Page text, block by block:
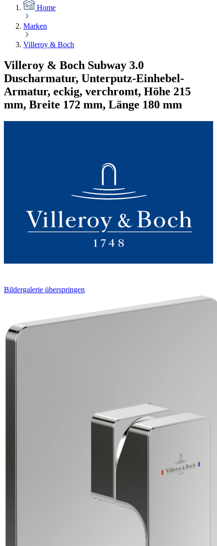
Home
Marken
Villeroy & Boch
Villeroy & Boch Subway 3.0
Duscharmatur, Unterputz-Einhebel-
Armatur, eckig, verchromt, Höhe 215
mm, Breite 172 mm, Länge 180 mm
Bildergalerie überspringen